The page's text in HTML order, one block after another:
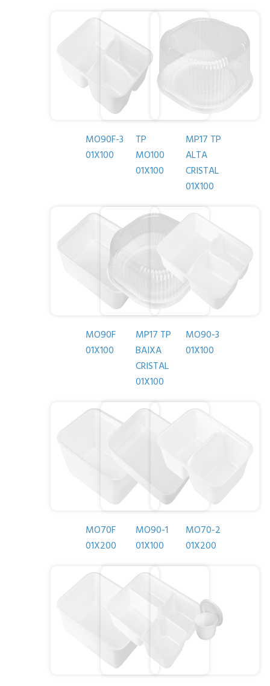
MO90F-3
01X100
TP
MO100
01X100
MP17 TP
ALTA
CRISTAL
01X100
MO90F
01X100
MP17 TP
BAIXA
CRISTAL
01X100
MO90-3
01X100
MO70F
01X200
MO90-1
01X100
MO70-2
01X200